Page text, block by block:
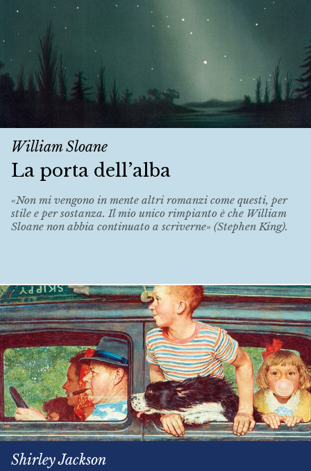
William Sloane
La porta dell’alba
«Non mi vengono in mente altri romanzi come questi, per
stile e per sostanza. Il mio unico rimpianto è che William
Sloane non abbia continuato a scriverne» (Stephen King).
Shirley Jackson